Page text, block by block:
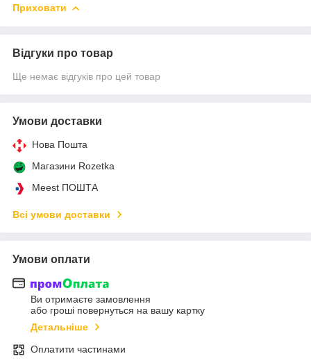
Приховати
Відгуки про товар
Ще немає відгуків про цей товар
Умови доставки
Нова Пошта
Магазини Rozetka
Meest ПОШТА
Всі умови доставки
Умови оплати
Ви отримаєте замовлення
або гроші повернуться на вашу картку
Детальніше
Оплатити частинами